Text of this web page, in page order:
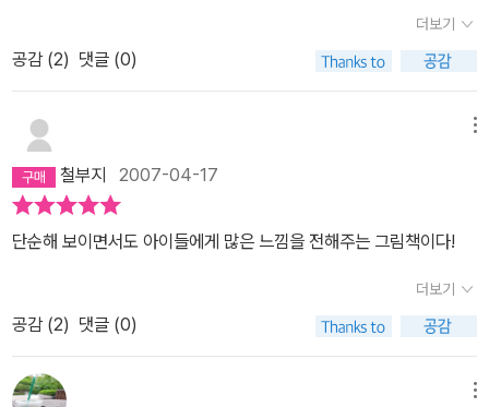
지시 아닌 지시를 하며 퇴직금까지 챙겨 주며 부탁했다. 하지만 이마
저도 “떠나지 않는 편을 택했다.” 결국 변호사는 떠나지 않는 바틀비
를 피해 쫒기 듯 자신이 회사를 옮기기로 결정하였다. 이 후 사무실을
떠나지 않고 생활하던 바틀비는 건물주가 그를 부랑자로 신고하면서
교도소에 수감되어 쓸쓸하게 생을 마치며 소설은 마무리 된다. “내
가 최초로 느꼈던 감정은 순전한 우울과 진심어린 동정심이었다. 그
러나 바틀비의 쓸쓸함이 내 상상 속에서 점점 커져갈수록, 그만큼 바
로 그 우울은 두려움으로, 그 동정심은 혐오감으로 녹아들었다.” 열
틀비>다. 자연스레 바틀비라는 인물은 허먼 멜빌의 삶이 투영된다.
허먼 멜빌은 생계를 위해 집필을 하지만, 작품의 방향성을 잃지 않으
려던 모습은 퍽퍽한 사회생활 속에서 가장의 의무와 개인의 가치관
사이에서 중심을 잃지 않는 모습으로 비취진다. 화자는 시종일관 바
억울해서 입을 댓 발이나 내밀고 있으니까! ^^ 추운 겨울을 나기 위해
모두 열심히 양식을 모을 때, 혼자 가만히 햇살과 색갈을 모으고 이야
릭의 때가 된 것이다. 가만히 눈을 모으고 햇살을 보내주어 따뜻함을
느끼게 하고, 알록달록 색깔을 맛보게 한다. 마치 무대공연이라도 하
듯 프레드릭이 친구들에게 들려주는 이야기는 한 편의 시처럼 들쥐들
의 가슴에 젖어 들었다. 친구들은 감탄하며 '프레드릭, 넌 시인이야!'
아.' 호호호~~~ 너무나 사랑스런 우리의 프레드릭은 진정한 예술가
이고 철학자 같지요? ^^ 내년은 무자년 바로 쥐의 해인데, 우리의 프
레드릭이 많은 어린이에게 사랑받을 거라 생각되어 멋진 종이접기를
소개합니다.
더보기
공감 (2) 댓글 (0)
철부지 2007-04-17
단순해 보이면서도 아이들에게 많은 느낌을 전해주는 그림책이다!
더보기
공감 (2) 댓글 (0)